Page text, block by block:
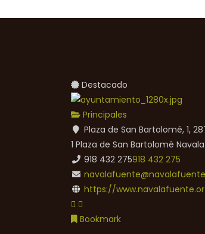
Destacado
Principales
Plaza de San Bartolomé, 1,
1 Plaza de San Bartolomé
918 432 275918 432 275
https://
Bookmark